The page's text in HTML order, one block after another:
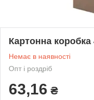
Картонна коробка
Немає в наявності
Опт і роздріб
63,16 ₴